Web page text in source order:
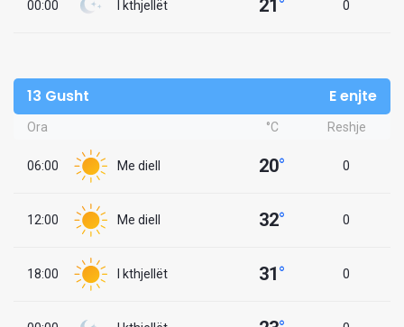
00:00 I kthjellët 21° 0
13 Gusht E enjte
Ora °C Reshje
06:00 Me diell 20° 0
12:00 Me diell 32° 0
18:00 I kthjellët 31° 0